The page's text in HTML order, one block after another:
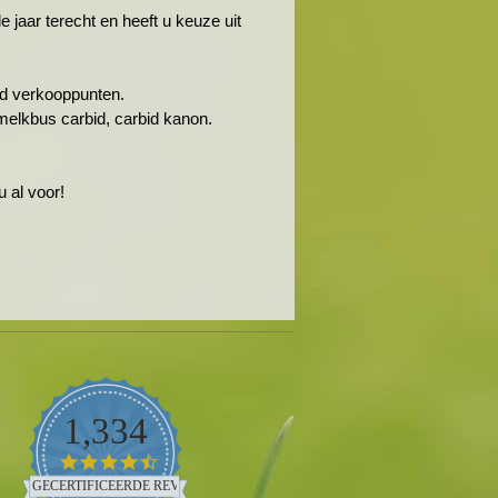
jaar terecht en heeft u keuze uit
verkooppunten.
carbid, carbid kanon.
al voor!
1,334
4.5
star
GECERTIFICEERDE REVIEWS